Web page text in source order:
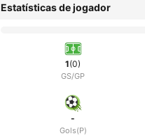
Estatísticas de jogador
1(0)
GS/GP
-
Gols(P)